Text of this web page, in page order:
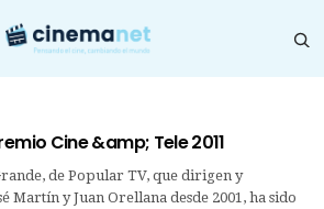
Cine &amp; Tele 2011
de Popular TV, que dirigen y
Martín y Juan Orellana desde 2001, ha sido